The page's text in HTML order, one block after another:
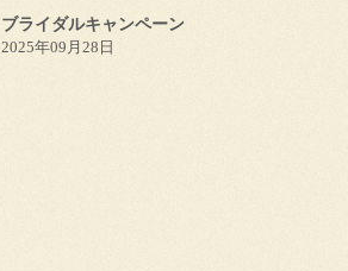
ブライダルキャンペーン
2025年09月28日